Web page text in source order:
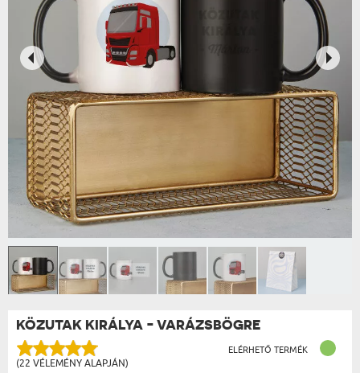
KÖZUTAK KIRÁLYA - VARÁZSBÖGRE
(22 VÉLEMÉNY ALAPJÁN)
ELÉRHETŐ TERMÉK